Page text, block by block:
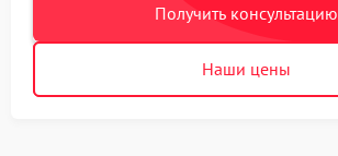
Получить консультацию
Наши цены